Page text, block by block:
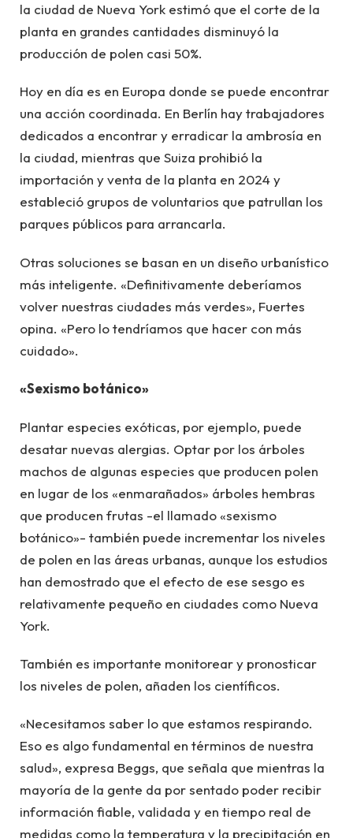
la ciudad de Nueva York estimó que el corte de la
planta en grandes cantidades disminuyó la
producción de polen casi 50%.
Hoy en día es en Europa donde se puede encontrar
una acción coordinada. En Berlín hay trabajadores
dedicados a encontrar y erradicar la ambrosía en
la ciudad, mientras que Suiza prohibió la
importación y venta de la planta en 2024 y
estableció grupos de voluntarios que patrullan los
parques públicos para arrancarla.
Otras soluciones se basan en un diseño urbanístico
más inteligente. «Definitivamente deberíamos
volver nuestras ciudades más verdes», Fuertes
opina. «Pero lo tendríamos que hacer con más
cuidado».
«Sexismo botánico»
Plantar especies exóticas, por ejemplo, puede
desatar nuevas alergias. Optar por los árboles
machos de algunas especies que producen polen
en lugar de los «enmarañados» árboles hembras
que producen frutas -el llamado «sexismo
botánico»- también puede incrementar los niveles
de polen en las áreas urbanas, aunque los estudios
han demostrado que el efecto de ese sesgo es
relativamente pequeño en ciudades como Nueva
York.
También es importante monitorear y pronosticar
los niveles de polen, añaden los científicos.
«Necesitamos saber lo que estamos respirando.
Eso es algo fundamental en términos de nuestra
salud», expresa Beggs, que señala que mientras la
mayoría de la gente da por sentado poder recibir
información fiable, validada y en tiempo real de
medidas como la temperatura y la precipitación en